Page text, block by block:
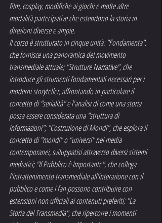
film, cosplay, modifiche ai giochi e molte altre
modalità partecipative che estendono la storia in
direzioni diverse e ampie.
Il corso è strutturato in cinque unità: "Fondamenta",
che fornisce una panoramica del movimento
transmediale attuale; "Strutture Narrative", che
introduce gli strumenti fondamentali necessari per i
moderni storyteller, affrontando in particolare il
concetto di "serialità" e l'analisi di come una storia
possa essere considerata una "struttura di
informazioni"; "Costruzione di Mondi", che esplora il
concetto di "mondi" o "universi" nei media
contemporanei, sviluppatisi attraverso diversi sistemi
mediatici; "Il Pubblico è Importante", che collega
l'intrattenimento transmediale all'interazione con il
pubblico e come i fan possono contribuire con
estensioni non ufficiali ai contenuti preferiti; "La
Storia del Transmedia", che ripercorre i momenti